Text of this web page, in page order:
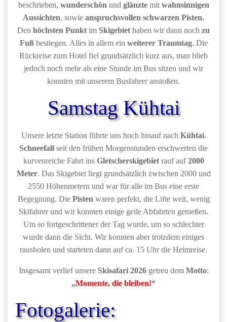
beschrieben, wunderschön und glänztemit wahnsinnigen
Aussichten, sowie anspruchsvollen schwarzen Pisten.
Den höchsten Punkt im Skigebiet haben wir dann noch zu
Fußbestiegen. Alles in allem ein weiterer Traumtag. Die
Rückreise zum Hotel fiel grundsätzlich kurz aus, man blieb
jedoch noch mehr als eine Stunde im Bus sitzen und wir
konnten mit unserem Busfahrer anstoßen.
Samstag Kühtai
Unsere letzte Station führte uns hoch hinauf nach Kühtai.
Schneefall seit den frühen Morgenstunden erschwerten die
kurvenreiche Fahrt ins Gletscherskigebietrauf auf2000
Meter. Das Skigebiet liegt grundsätzlich zwischen 2000 und
2550 Höhenmetern und war für alle im Bus eine erste
Begegnung. Die Pisten waren perfekt, die Lifte weit, wenig
Skifahrer und wir konnten einige geile Abfahrten genießen.
Um so fortgeschrittener der Tag wurde, um so schlechter
wurde dann die Sicht. Wir konnten aber trotzdem einiges
rausholen und starteten dann auf ca. 15 Uhr die Heimreise.
Insgesamt verlief unsere Skisafari 2026getreu dem Motto:
„Momente, die bleiben!“
Fotogalerie: